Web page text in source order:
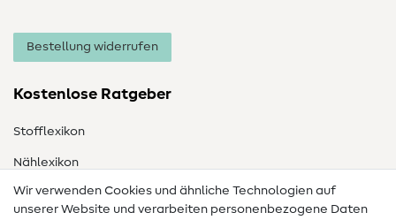
Bestellung widerrufen
Kostenlose Ratgeber
Stofflexikon
Nählexikon
Nähanleitungen
Wir verwenden Cookies und ähnliche Technologien auf
unserer Website und verarbeiten personenbezogene Daten